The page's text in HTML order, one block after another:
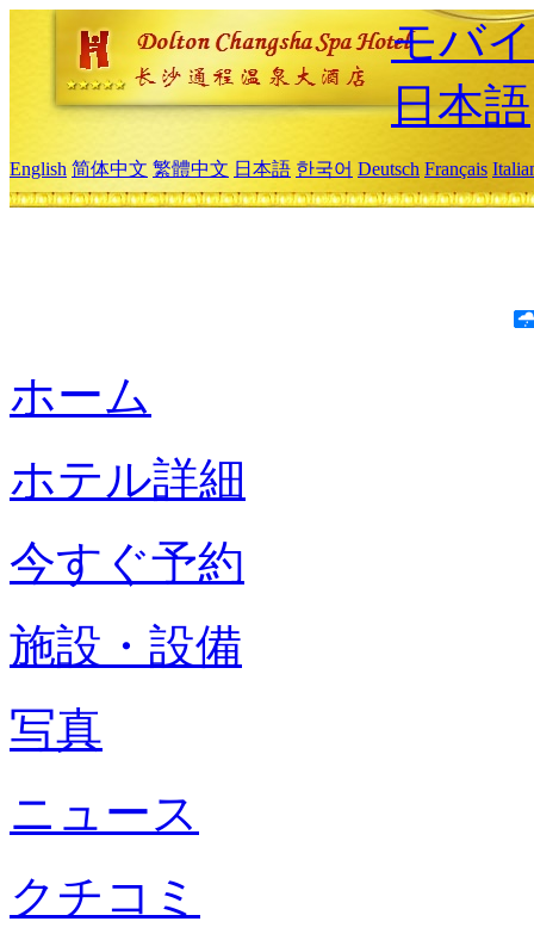
モバ
日本語
English 简体中文 繁體中文 日本語 한국어 Deutsch Français
ホーム
ホテル詳細
今すぐ予約
施設・設備
写真
ニュース
クチコミ